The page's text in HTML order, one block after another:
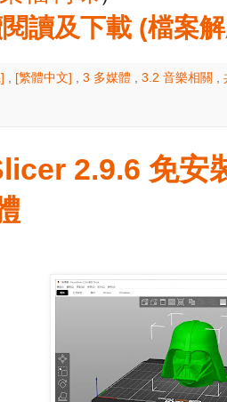
讀及下載 (檔案
[繁體中文] 3 多媒體 3.2 音樂相關
2.9.6 免安